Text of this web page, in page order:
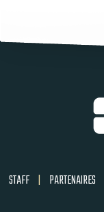
STAFF | PARTENAIRES